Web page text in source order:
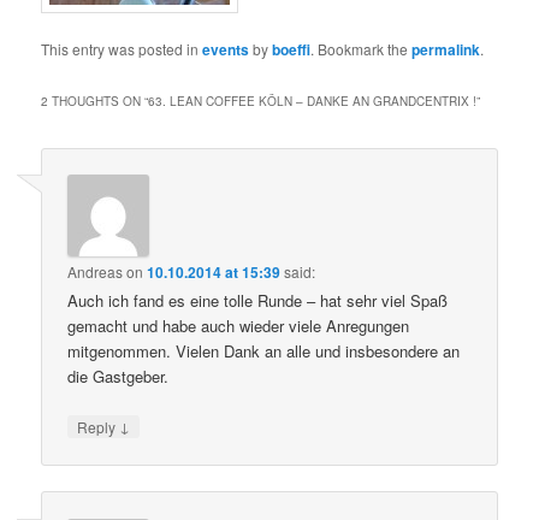
This entry was posted ineventsbyboeffi. Bookmark thepermalink.
2 THOUGHTS ON “63. LEAN COFFEE KÖLN – DANKE AN GRANDCENTRIX !”
Andreason10.10.2014 at 15:39said:
Auch ich fand es eine tolle Runde – hat sehr viel Spaß
gemacht und habe auch wieder viele Anregungen
mitgenommen. Vielen Dank an alle und insbesondere an
die Gastgeber.
Reply ↓